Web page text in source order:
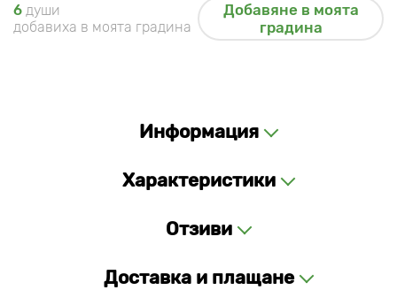
6 души
добавиха в моята градина
Добавяне в моята
градина
Информация
Характеристики
Отзиви
Доставка и плащане